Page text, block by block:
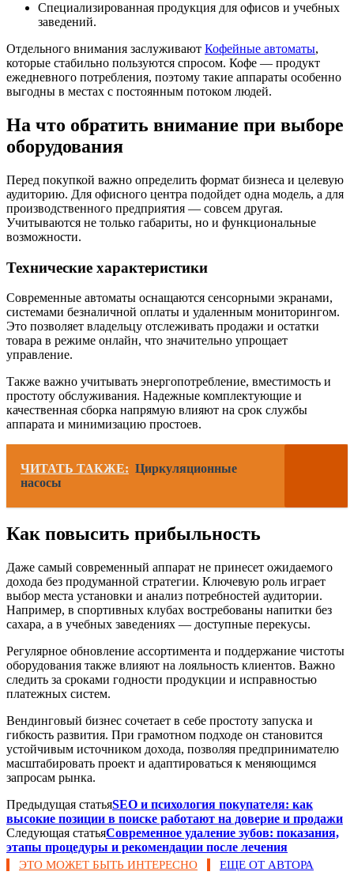
Специализированная продукция для офисов и учебных
заведений.
Отдельного внимания заслуживают Кофейные автоматы,
которые стабильно пользуются спросом. Кофе — продукт
ежедневного потребления, поэтому такие аппараты особенно
выгодны в местах с постоянным потоком людей.
На что обратить внимание при выборе
оборудования
Перед покупкой важно определить формат бизнеса и целевую
аудиторию. Для офисного центра подойдет одна модель, а для
производственного предприятия — совсем другая.
Учитываются не только габариты, но и функциональные
возможности.
Технические характеристики
Современные автоматы оснащаются сенсорными экранами,
системами безналичной оплаты и удаленным мониторингом.
Это позволяет владельцу отслеживать продажи и остатки
товара в режиме онлайн, что значительно упрощает
управление.
Также важно учитывать энергопотребление, вместимость и
простоту обслуживания. Надежные комплектующие и
качественная сборка напрямую влияют на срок службы
аппарата и минимизацию простоев.
ЧИТАТЬ ТАКЖЕ: Циркуляционные
насосы
Как повысить прибыльность
Даже самый современный аппарат не принесет ожидаемого
дохода без продуманной стратегии. Ключевую роль играет
выбор места установки и анализ потребностей аудитории.
Например, в спортивных клубах востребованы напитки без
сахара, а в учебных заведениях — доступные перекусы.
Регулярное обновление ассортимента и поддержание чистоты
оборудования также влияют на лояльность клиентов. Важно
следить за сроками годности продукции и исправностью
платежных систем.
Вендинговый бизнес сочетает в себе простоту запуска и
гибкость развития. При грамотном подходе он становится
устойчивым источником дохода, позволяя предпринимателю
масштабировать проект и адаптироваться к меняющимся
запросам рынка.
Предыдущая статьяSEO и психология покупателя: как
высокие позиции в поиске работают на доверие и продажи
Следующая статьяСовременное удаление зубов: показания,
этапы процедуры и рекомендации после лечения
ЭТО МОЖЕТ БЫТЬ ИНТЕРЕСНО ЕЩЕ ОТ АВТОРА